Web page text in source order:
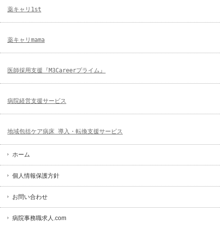
薬キャリ1st
薬キャリmama
医師採用支援『M3Careerプライム』
病院経営支援サービス
地域包括ケア病床 導入・転換支援サービス
ホーム
個人情報保護方針
お問い合わせ
病院事務職求人.com